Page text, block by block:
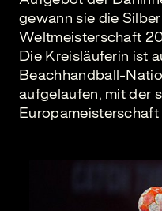
gewann sie die
Weltmeisterschaft
Die Kreisläuferin ist
Beachhandball-
aufgelaufen, mit der
Europameisterschaft